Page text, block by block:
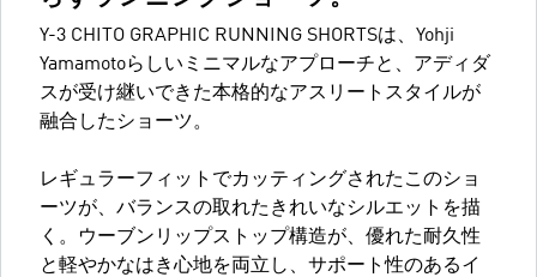
Y-3 CHITO GRAPHIC RUNNING SHORTSは、Yohji
Yamamotoらしいミニマルなアプローチと、アディダ
スが受け継いできた本格的なアスリートスタイルが
融合したショーツ。
レギュラーフィットでカッティングされたこのショ
ーツが、バランスの取れたきれいなシルエットを描
く。ウーブンリップストップ構造が、優れた耐久性
と軽やかなはき心地を両立し、サポート性のあるイ